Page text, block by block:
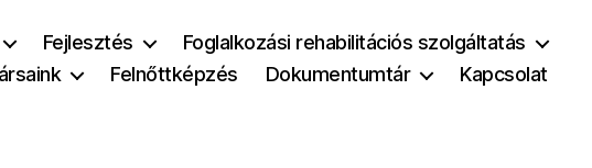
Fejlesztés
Foglalkozási rehabilitációs szolgáltatás
Felnőttképzés Dokumentumtár Kapcsolat